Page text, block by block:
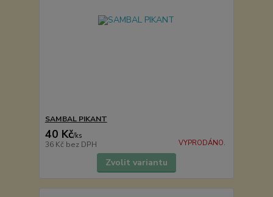
SAMBAL PIKANT
40 Kč/ks
36 Kč bez DPH VYPRODÁNO.
Zvolit variantu